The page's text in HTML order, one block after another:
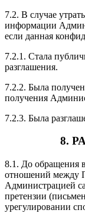
7.2. В случае
информации
если данная
7.2.1. Стала
разглашения.
7.2.2. Была
получения
7.2.3. Была
8.
8.1. До обращения
отношений между
Администрацией
претензии
урегулировании